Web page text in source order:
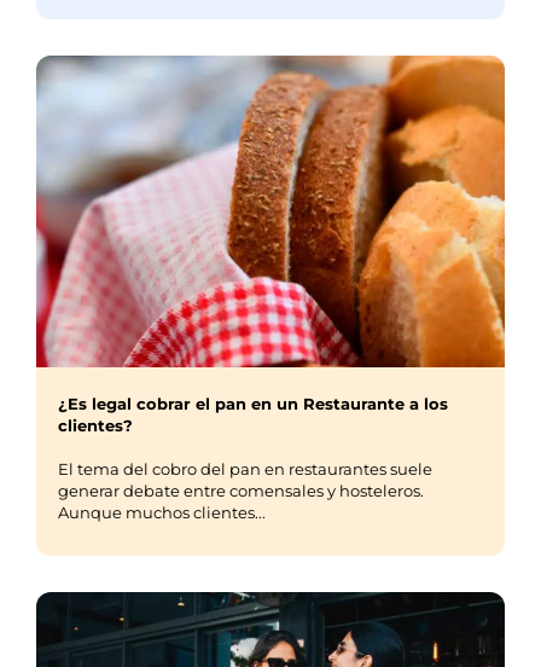
¿Es legal cobrar el pan en un Restaurante a los
clientes?
El tema del cobro del pan en restaurantes suele
generar debate entre comensales y hosteleros.
Aunque muchos clientes...